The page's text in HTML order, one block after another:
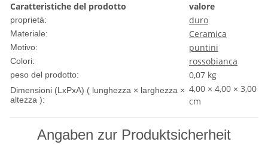
Caratteristiche del prodotto
valore
proprietà: duro
Materiale: Ceramica
Motivo: puntini
Colori: rossobianca
peso del prodotto: 0,07 kg
Dimensioni (LxPxA) ( lunghezza × larghezza ×
altezza ):
4,00 × 4,00 × 3,00
cm
Angaben zur Produktsicherheit